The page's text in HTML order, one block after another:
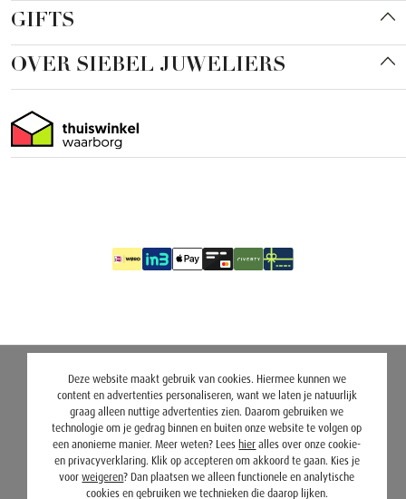
GIFTS
OVER SIEBEL JUWELIERS
Deze website maakt gebruik van cookies. Hiermee kunnen we
content en advertenties personaliseren, want we laten je natuurlijk
graag alleen nuttige advertenties zien. Daarom gebruiken we
technologie om je gedrag binnen en buiten onze website te volgen op
een anonieme manier. Meer weten? Lees hier alles over onze cookie-
en privacyverklaring. Klik op accepteren om akkoord te gaan. Kies je
voorweigeren? Dan plaatsen we alleen functionele en analytische
cookies en gebruiken we technieken die daarop lijken.